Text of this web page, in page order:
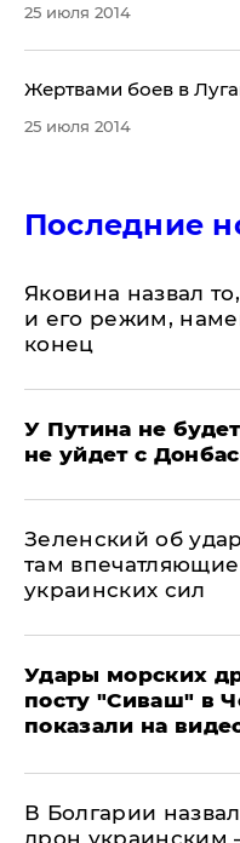
25 июля 2014
Жертвами боев в
25 июля 2014
Последние
Яковина назвал
и его режим,
конец
У Путина не
не уйдет с
Зеленский об
там
украинских сил
Удары морских
посту "Сиваш" в
показали на
В Болгарии
дрон украинским